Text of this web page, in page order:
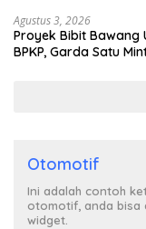
Agustus 3, 2026
Proyek Bibit Bawang
BPKP, Garda Satu
Otomotif
Ini adalah contoh
otomotif, anda bisa
widget.